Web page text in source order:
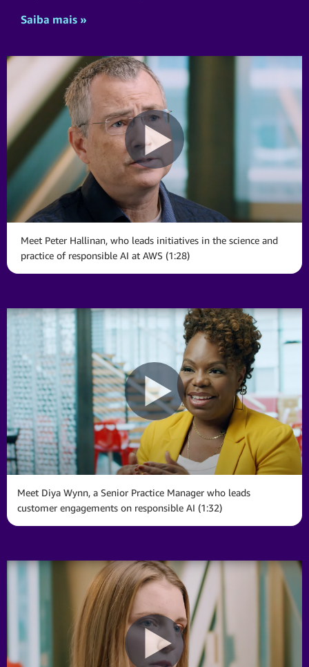
Saiba mais »
Meet Peter Hallinan, who leads initiatives in the science and
practice of responsible AI at AWS (1:28)
Meet Diya Wynn, a Senior Practice Manager who leads
customer engagements on responsible AI (1:32)